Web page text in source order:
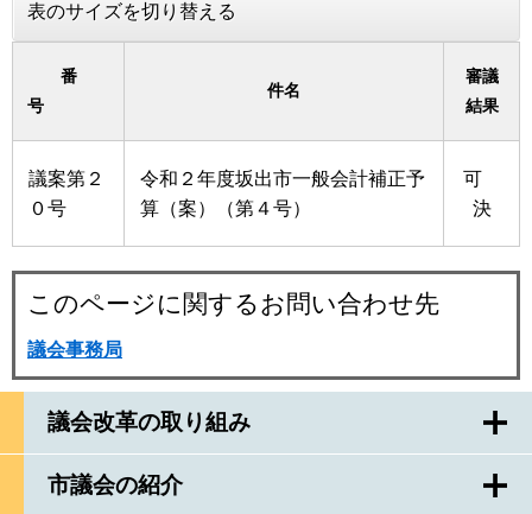
議会改革の取り組み
市議会の紹介
表のサイズを切り替える
番
号
件名
審議
結果
議案第２
０号
令和２年度坂出市一般会計補正予
算（案）（第４号）
可
決
このページに関するお問い合わせ先
議会事務局